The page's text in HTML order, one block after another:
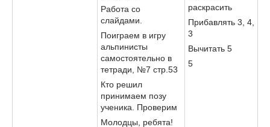
Работа со
слайдами.
Поиграем в игру
альпинисты
самостоятельно в
тетради, №7 стр.53
Кто решил
принимаем позу
ученика. Проверим
Молодцы, ребята!
раскрасить
Прибавлять 3, 4,
3
Вычитать 5
5